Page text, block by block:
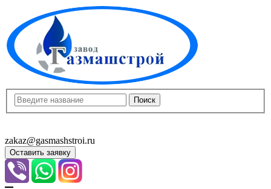
zakaz@gasmashstroi.ru
Оставить заявку